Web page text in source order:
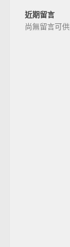
近期留言
尚無留言可供